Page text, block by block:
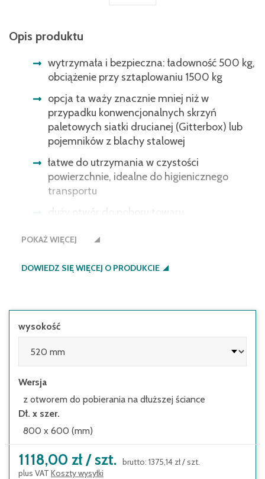
Opis produktu
wytrzymała i bezpieczna: ładowność 500 kg,
obciążenie przy sztaplowaniu 1500 kg
opcja ta waży znacznie mniej niż w
przypadku konwencjonalnych skrzyń
paletowych siatki drucianej (Gitterbox) lub
pojemników z blachy stalowej
łatwe do utrzymania w czystości
powierzchnie, idealne do higienicznego
transportu
duży otwór do poboru towaru
możliwość wjechania pod pojemnik wózkiem
wysokiego podnoszenia lub ręcznym
wózkiem paletowym
POKAŻ WIĘCEJ
DOWIEDZ SIĘ WIĘCEJ O PRODUKCIE
wysokość
Wersja
z otworem do pobierania na dłuższej ściance
Dł. x szer.
800 x 600 (mm)
1118,00 zł / szt. brutto: 1375,14 zł/szt.
plus VAT Koszty wysyłki